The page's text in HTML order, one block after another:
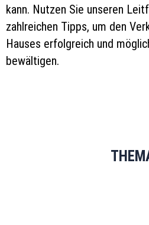
kann. Nutzen Sie unseren
zahlreichen Tipps, um den
Hauses erfolgreich und
bewältigen.